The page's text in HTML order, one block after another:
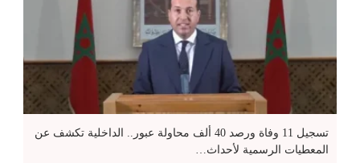
تسجيل 11 وفاة ورصد 40 ألف محاولة عبور.. الداخلية تكشف عن
المعطيات الرسمية لأحداث…